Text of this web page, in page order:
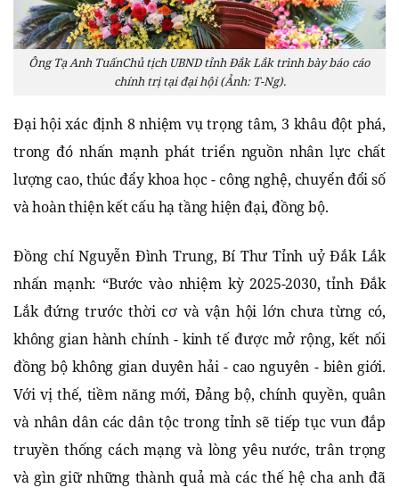
Ông Tạ Anh TuấnChủ tịch UBND tỉnh Đắk Lắk trình bày báo cáo
chính trị tại đại hội (Ảnh: T-Ng).
Đại hội xác định 8 nhiệm vụ trọng tâm, 3 khâu đột phá,
trong đó nhấn mạnh phát triển nguồn nhân lực chất
lượng cao, thúc đẩy khoa học - công nghệ, chuyển đổi số
và hoàn thiện kết cấu hạ tầng hiện đại, đồng bộ.
Đồng chí Nguyễn Đình Trung, Bí Thư Tỉnh uỷ Đắk Lắk
nhấn mạnh: “Bước vào nhiệm kỳ 2025-2030, tỉnh Đắk
Lắk đứng trước thời cơ và vận hội lớn chưa từng có,
không gian hành chính - kinh tế được mở rộng, kết nối
đồng bộ không gian duyên hải - cao nguyên - biên giới.
Với vị thế, tiềm năng mới, Đảng bộ, chính quyền, quân
và nhân dân các dân tộc trong tỉnh sẽ tiếp tục vun đắp
truyền thống cách mạng và lòng yêu nước, trân trọng
và gìn giữ những thành quả mà các thế hệ cha anh đã